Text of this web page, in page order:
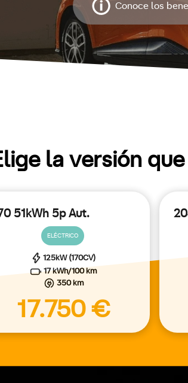
Conoce los
la versión
51kWh 5p Aut.
ELÉCTRICO
125kW (170CV)
17 kWh/100 km
350 km
17.750 €